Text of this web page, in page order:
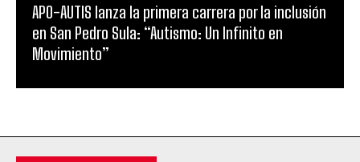
APO-AUTIS lanza la primera carrera por la inclusión
en San Pedro Sula: “Autismo: Un Infinito en
Movimiento”